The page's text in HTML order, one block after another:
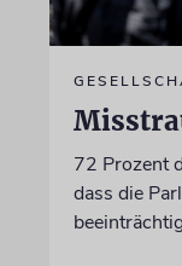
72 Prozent
dass die